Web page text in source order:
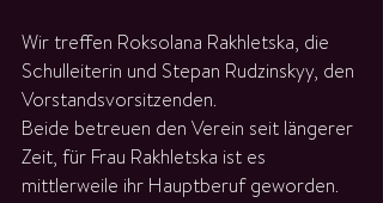
Wir treffen Roksolana Rakhletska, die
Schulleiterin und Stepan Rudzinskyy, den
Vorstandsvorsitzenden.
Beide betreuen den Verein seit längerer
Zeit, für Frau Rakhletska ist es
mittlerweile ihr Hauptberuf geworden.